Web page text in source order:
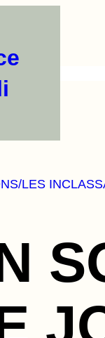
LES